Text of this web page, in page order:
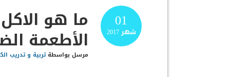
01
شهر2017 ما هو
الأطعمة
مرسل بواسطةتربية و تدريب